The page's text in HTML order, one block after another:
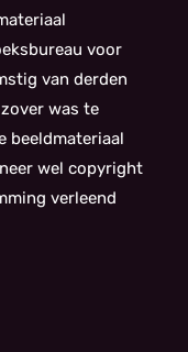
voor
van derden
was te
beeldmateriaal
wel copyright
verleend